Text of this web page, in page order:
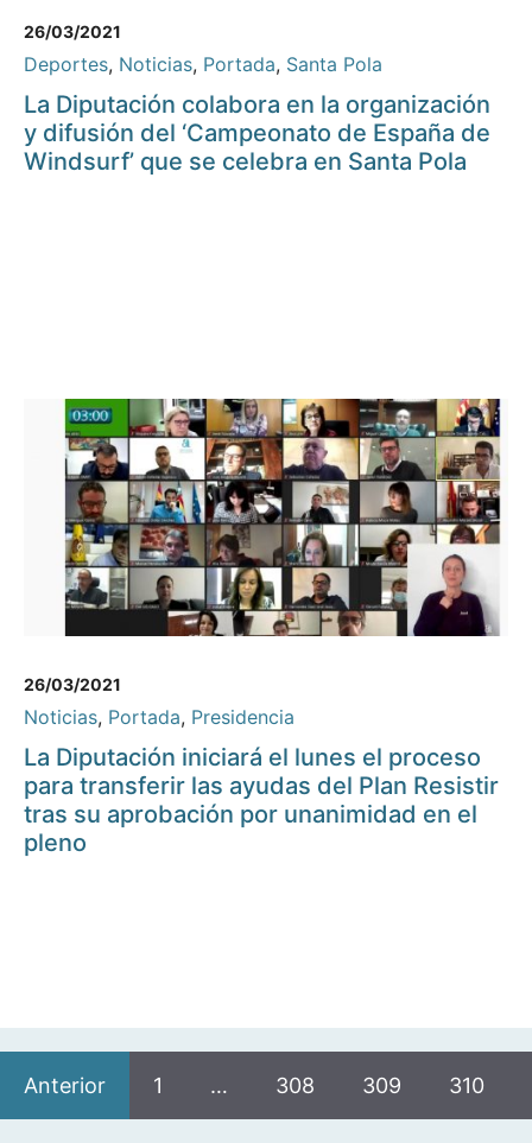
26/03/2021
Deportes, Noticias, Portada, Santa Pola
La Diputación colabora en la organización
y difusión del ‘Campeonato de España de
Windsurf’ que se celebra en Santa Pola
26/03/2021
Noticias, Portada, Presidencia
La Diputación iniciará el lunes el proceso
para transferir las ayudas del Plan Resistir
tras su aprobación por unanimidad en el
pleno
Anterior 1 … 308 309 310